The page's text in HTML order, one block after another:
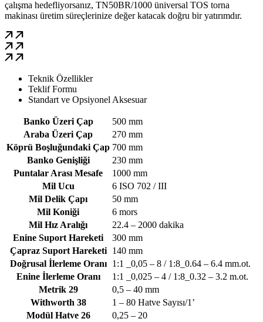
çalışma hedefliyorsanız, TN50BR/1000 üniversal TOS torna
makinası üretim süreçlerinize değer katacak doğru bir yatırımdır.
Teknik Özellikler
Teklif Formu
Standart ve Opsiyonel Aksesuar
Banko Üzeri Çap
500 mm
Araba Üzeri Çap
270 mm
Köprü Boşluğundaki Çap 700 mm
Banko Genişliği
230 mm
Puntalar Arası Mesafe
1000 mm
Mil Ucu
6 ISO 702 / III
Mil Delik Çapı
50 mm
Mil Koniği
6 mors
Mil Hız Aralığı
22.4 – 2000 dakika
Enine Suport Hareketi
300 mm
Çapraz Suport Hareketi
140 mm
Doğrusal İlerleme Oranı
1:1 _0,05 – 8 / 1:8_0.64 – 6.4 mm.ot.
Enine İlerleme Oranı
1:1 _0,025 – 4 / 1:8_0.32 – 3.2 m.ot.
Metrik 29
0,5 – 40 mm
Withworth 38
1 – 80 Hatve Sayısı/1’
Modül Hatve 26
0,25 – 20